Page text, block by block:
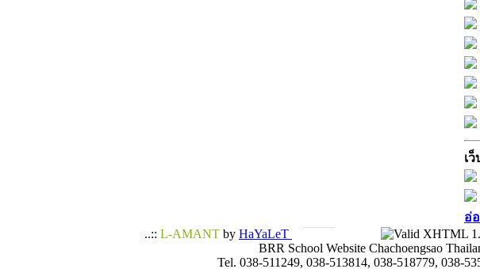
เ
อ่
..:: L-AMANT by HaYaLeT
BRR School Website Chachoengsao
Tel. 038-511249, 038-513814, 038-518779, 038-